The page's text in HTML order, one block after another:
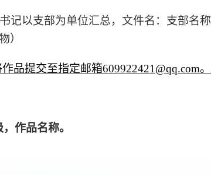
记以支部为单位汇总，文件名：支部名称
）
提交至指定邮箱609922421@qq.com。
作品名称。